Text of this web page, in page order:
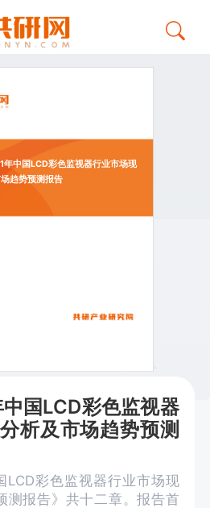
中国LCD彩色监视器行业市场现
趋势预测报告
国LCD彩色监视器
析及市场趋势预测
LCD彩色监视器行业市场现
测报告》共十二章。报告首